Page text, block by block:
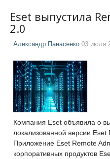
Eset выпустила
2.0
Александр Панасенко 03 июля
Компания Eset объявила о
локализованной версии
Приложение Eset Remote
корпоративных продуктов